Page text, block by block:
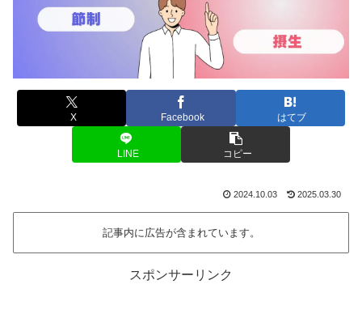
X Facebook はてブ
LINE コピー
2024.10.03 2025.03.30
記事内に広告が含まれています。
スポンサーリンク